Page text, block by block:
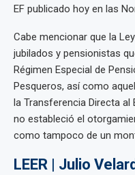
EF publicado hoy en las
Cabe mencionar que la
jubilados y pensionistas
Régimen Especial de
Pesqueros, así como
la Transferencia Directa al
no estableció el
como tampoco de un
LEER | Julio